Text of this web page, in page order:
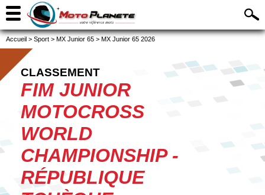
Accueil > Sport > MX Junior 65 > MX Junior 65 2026
CLASSEMENT
FIM JUNIOR
MOTOCROSS
WORLD
CHAMPIONSHIP -
RÉPUBLIQUE